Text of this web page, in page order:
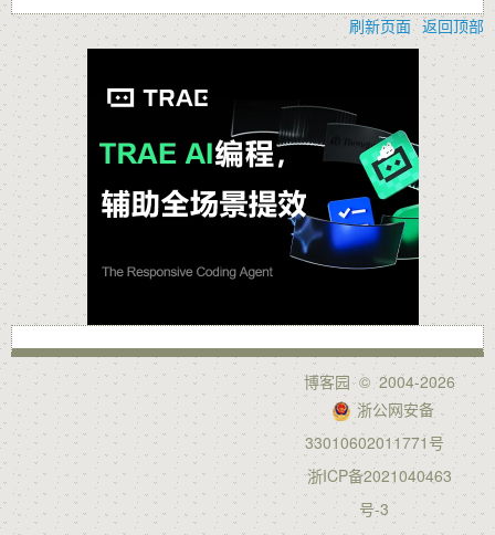
刷新页面 返回顶部
博客园© 2004-2026
浙公网安备
33010602011771号
浙ICP备2021040463
号-3